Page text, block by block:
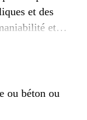
et des
et
ou béton ou